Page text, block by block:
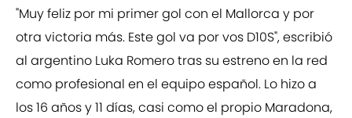
"Muy feliz por mi primer gol con el Mallorca y por
otra victoria más. Este gol va por vos D10S", escribió
al argentino Luka Romero tras su estreno en la red
como profesional en el equipo español. Lo hizo a
los 16 años y 11 días, casi como el propio Maradona,